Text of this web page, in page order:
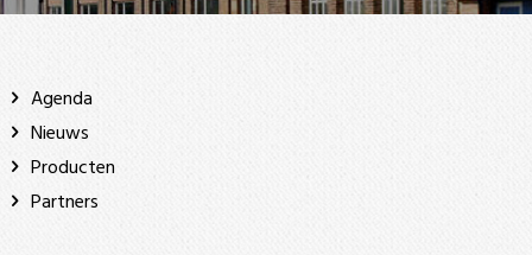
Agenda
Nieuws
Producten
Partners